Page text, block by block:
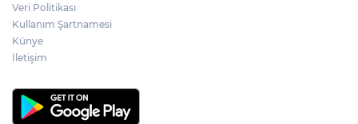
Veri Politikası
Kullanım Şartnamesi
Künye
İletişim